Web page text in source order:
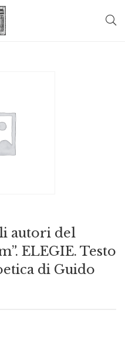
autori del
ELEGIE. Testo
di Guido